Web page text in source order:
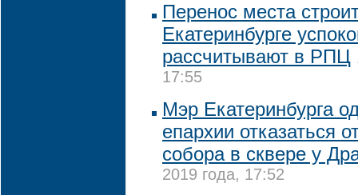
Перенос места
Екатеринбурге
рассчитывают в РПЦ
17:55
Мэр Екатеринбурга
епархии отказаться
собора в сквере у
2019 года, 17:52